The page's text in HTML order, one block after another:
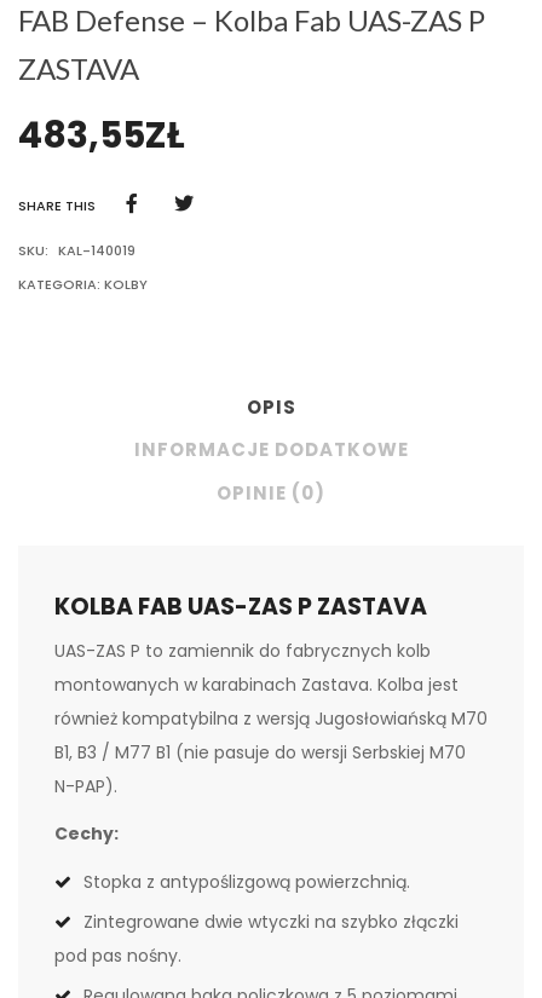
FAB Defense – Kolba Fab UAS-ZAS P
ZASTAVA
483,55ZŁ
SHARE THIS
SKU: KAL-140019
KATEGORIA: KOLBY
OPIS
INFORMACJE DODATKOWE
OPINIE (0)
KOLBA FAB UAS-ZAS P ZASTAVA
UAS-ZAS P to zamiennik do fabrycznych kolb
montowanych w karabinach Zastava. Kolba jest
również kompatybilna z wersją Jugosłowiańską M70
B1, B3 / M77 B1 (nie pasuje do wersji Serbskiej M70
N-PAP).
Cechy:
Stopka z antypoślizgową powierzchnią.
Zintegrowane dwie wtyczki na szybko złączki
pod pas nośny.